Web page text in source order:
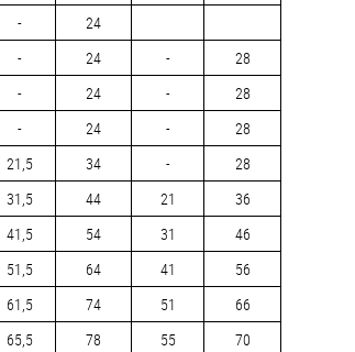
-
24
- 24 -
28
- 24 -
28
- 24 -
28
21,5 34 -
28
31,5 44 21
36
41,5 54 31
46
51,5 64 41
56
61,5 74 51
66
65,5 78 55
70